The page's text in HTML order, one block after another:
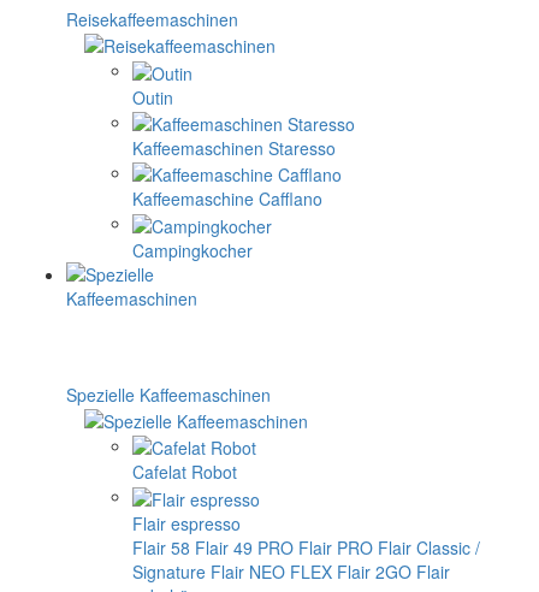
Reisekaffeemaschinen
Outin
Kaffeemaschinen Staresso
Kaffeemaschine Cafflano
Campingkocher
Spezielle Kaffeemaschinen
Cafelat Robot
Flair espresso
Flair 58 Flair 49 PRO Flair PRO Flair Classic /
Signature Flair NEO FLEX Flair 2GO Flair